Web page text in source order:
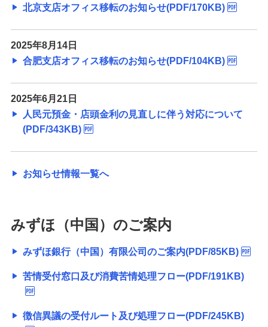
北京支店オフィス移転のお知らせ(PDF/170KB)
2025年8月14日
合肥支店オフィス移転のお知らせ(PDF/104KB)
2025年6月21日
人民元預金・店頭金利の見直しに伴う対応について
(PDF/343KB)
お知らせ情報一覧へ
みずほ（中国）のご案内
みずほ銀行（中国）有限公司のご案内(PDF/85KB)
苦情受付窓口及び消費苦情処理フロー(PDF/191KB)
徴信異議の受付ルート及び処理フロー(PDF/245KB)